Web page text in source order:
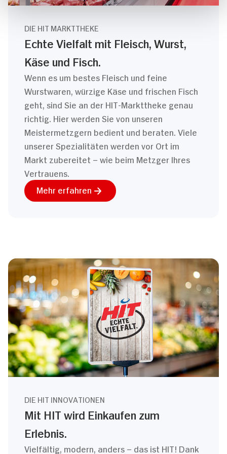
DIE HIT MARKTTHEKE
Echte Vielfalt mit Fleisch, Wurst,
Käse und Fisch.
Wenn es um bestes Fleisch und feine
Wurstwaren, würzige Käse und frischen Fisch
geht, sind Sie an der HIT-Markttheke genau
richtig. Hier werden Sie von unseren
Meistermetzgern bedient und beraten. Viele
unserer Spezialitäten werden vor Ort im
Markt zubereitet – wie beim Metzger Ihres
Vertrauens.
Mehr erfahren
DIE HIT INNOVATIONEN
Mit HIT wird Einkaufen zum
Erlebnis.
Vielfältig, modern, anders – das ist HIT! Dank